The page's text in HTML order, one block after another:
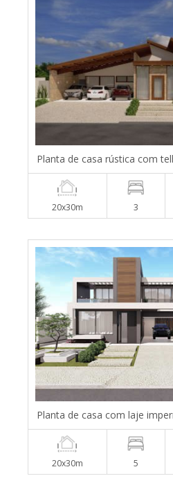
Planta de casa rústica com
20x30m 3
Planta de casa com laje
20x30m 5